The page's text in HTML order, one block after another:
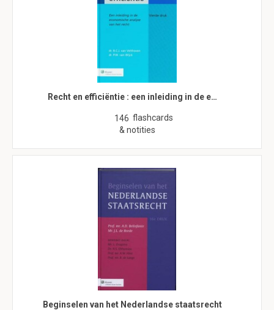
Recht en efficiëntie : een inleiding in de e…
146 flashcards
& notities
Beginselen van het Nederlandse staatsrecht